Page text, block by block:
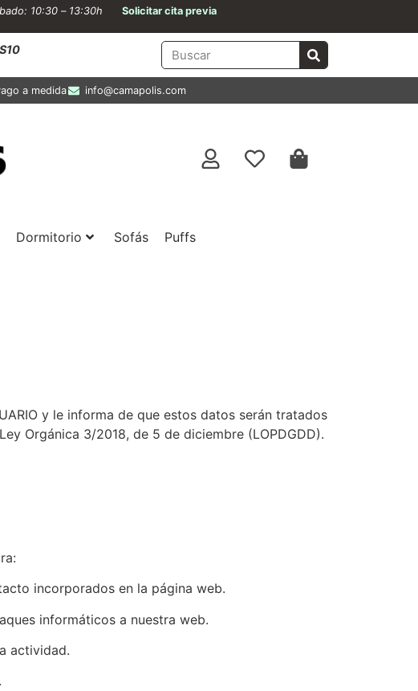
10:30 – 13:30h Solicitar cita previa
a medida info@camapolis.com
Dormitorio Sofás Puffs
y le informa de que estos datos serán tratados
Orgánica 3/2018, de 5 de diciembre (LOPDGDD).
incorporados en la página web.
informáticos a nuestra web.
actividad.